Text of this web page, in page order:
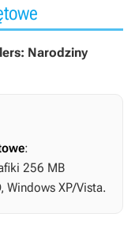
Narodziny
:
256 MB
Windows XP/Vista.